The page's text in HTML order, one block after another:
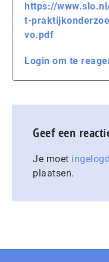
https://
t-
vo.pdf
Login om te
Geef een
Je moet
plaatsen.